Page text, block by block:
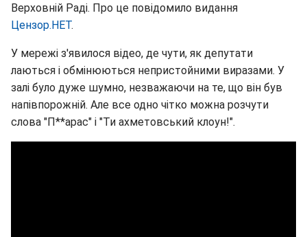
Верховній Раді. Про це повідомило видання
Цензор.НЕТ.
У мережі з'явилося відео, де чути, як депутати
лаються і обмінюються непристойними виразами. У
залі було дуже шумно, незважаючи на те, що він був
напівпорожній. Але все одно чітко можна розчути
слова "П**арас" і "Ти ахметовський клоун!".